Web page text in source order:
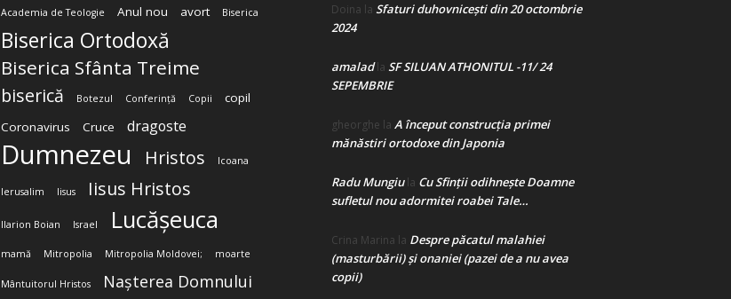
Academia de Teologie Anul nou avort Biserica
Biserica Ortodoxă
Biserica Sfânta Treime
biserică Botezul Conferință Copii
copil
Coronavirus
Cruce dragoste
Dumnezeu Hristos Icoana
Ierusalim Iisus Iisus Hristos
Ilarion Boian Israel Lucășeuca
mamă Mitropolia Mitropolia Moldovei; moarte
Mântuitorul Hristos Nașterea Domnului
Doina la Sfaturi duhovnicești din 20 octombrie
2024
amaladla SF SILUAN ATHONITUL -11/ 24
SEPEMBRIE
gheorghe la A început construcţia primei
mănăstiri ortodoxe din Japonia
Radu Mungiula Cu Sfinții odihnește Doamne
sufletul nou adormitei roabei Tale…
Crina Marina la Despre păcatul malahiei
(masturbării) şi onaniei (pazei de a nu avea
copii)